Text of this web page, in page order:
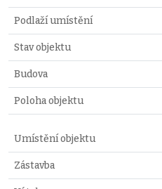
Podlaží umístění
Stav objektu
Budova
Poloha objektu
Umístění objektu
Zástavba